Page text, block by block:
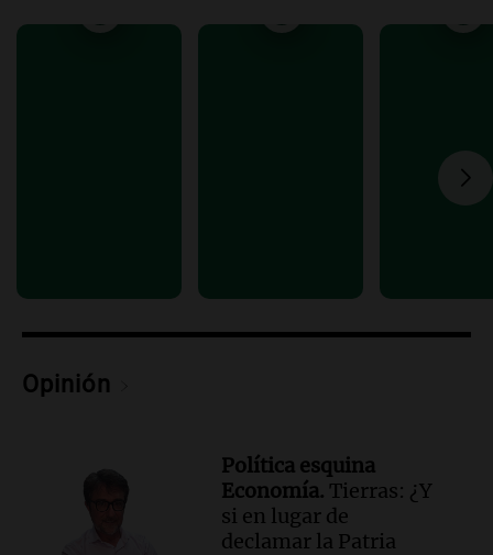
Audio.Debate en el Senado y protesta
Manifestación en Rosario contra
la ley de Propiedad Privada debatida en
Luis Juez cuestionó la polémica
relato mentiroso"
Episodios
Opinión
Política esquina
Economía. Tierras: ¿Y
si en lugar de
declamar la Patria